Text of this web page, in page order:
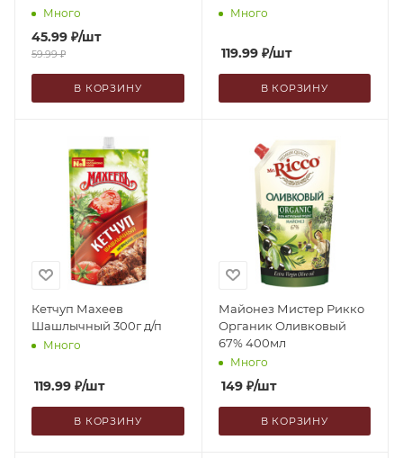
Много
45.99 ₽/шт
59.99₽
В КОРЗИНУ
Много
119.99₽/шт
В КОРЗИНУ
Кетчуп Махеев
Шашлычный 300г д/п
Много
119.99 ₽/шт
В КОРЗИНУ
Майонез Мистер Рикко
Органик Оливковый
67% 400мл
Много
149₽/шт
В КОРЗИНУ